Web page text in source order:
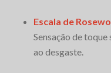
Escala de
Sensação de
ao desgaste.